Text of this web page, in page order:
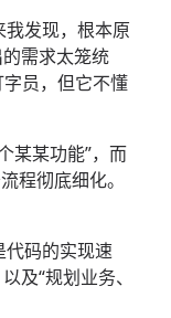
发现，根本原
需求太笼统
员，但它不懂
某某功能”，而
程彻底细化。
代码的实现速
及“规划业务、